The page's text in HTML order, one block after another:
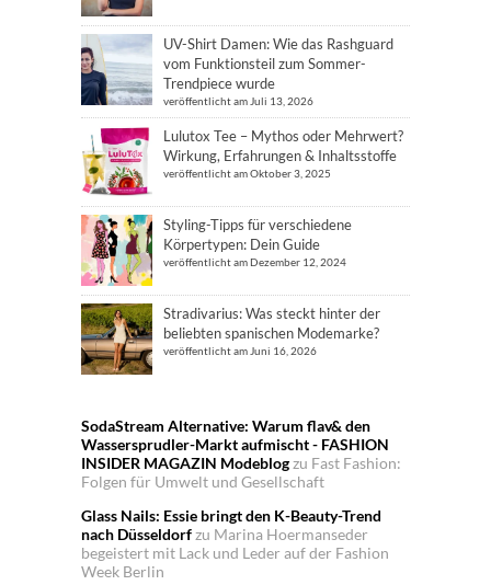
UV-Shirt Damen: Wie das Rashguard
vom Funktionsteil zum Sommer-
Trendpiece wurde
veröffentlicht am Juli 13, 2026
Lulutox Tee – Mythos oder Mehrwert?
Wirkung, Erfahrungen & Inhaltsstoffe
veröffentlicht am Oktober 3, 2025
Styling-Tipps für verschiedene
Körpertypen: Dein Guide
veröffentlicht am Dezember 12, 2024
Stradivarius: Was steckt hinter der
beliebten spanischen Modemarke?
veröffentlicht am Juni 16, 2026
SodaStream Alternative: Warum flav& den
Wassersprudler-Markt aufmischt - FASHION
INSIDER MAGAZIN Modeblogzu Fast Fashion:
Folgen für Umwelt und Gesellschaft
Glass Nails: Essie bringt den K-Beauty-Trend
nach Düsseldorfzu Marina Hoermanseder
begeistert mit Lack und Leder auf der Fashion
Week Berlin